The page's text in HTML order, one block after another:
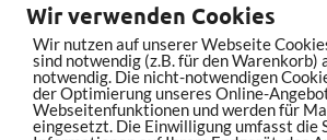
Wir verwenden Cookies
Wir nutzen auf unserer Webseite
sind notwendig (z.B. für den Warenkorb)
notwendig. Die nicht-notwendigen
der Optimierung unseres Online-
Webseitenfunktionen und werden für
eingesetzt. Die Einwilligung umfasst die